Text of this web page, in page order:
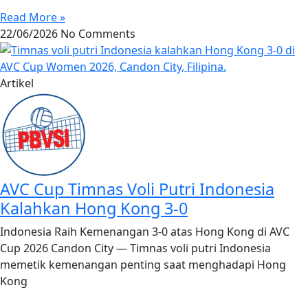
Read More »
22/06/2026 No Comments
Artikel
AVC Cup Timnas Voli Putri Indonesia
Kalahkan Hong Kong 3-0
Indonesia Raih Kemenangan 3-0 atas Hong Kong di AVC
Cup 2026 Candon City — Timnas voli putri Indonesia
memetik kemenangan penting saat menghadapi Hong
Kong